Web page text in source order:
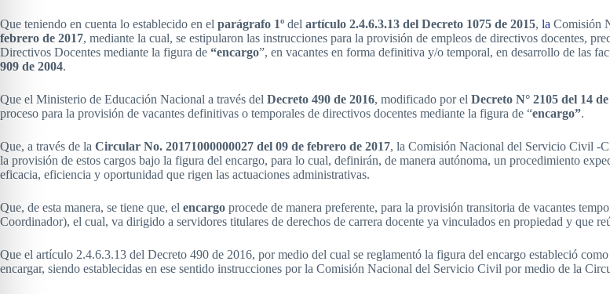
Que teniendo en cuenta lo establecido en el parágrafo 1º del artículo 2.4.6.3.13 del Decreto 1075 de 2015, la Comisión
febrero de 2017, mediante la cual, se estipularon las instrucciones para la provisión de empleos de directivos docentes,
Directivos Docentes mediante la figura de “encargo”, en vacantes en forma definitiva y/o temporal, en desarrollo de las
909 de 2004.
Que el Ministerio de Educación Nacional a través del Decreto 490 de 2016, modificado por el Decreto N° 2105 del 14
proceso para la provisión de vacantes definitivas o temporales de directivos docentes mediante la figura de “encargo”.
Que, a través de la Circular No. 20171000000027 del 09 de febrero de 2017, la Comisión Nacional del Servicio Civil -
la provisión de estos cargos bajo la figura del encargo, para lo cual, definirán, de manera autónoma, un procedimiento
eficacia, eficiencia y oportunidad que rigen las actuaciones administrativas.
Que, de esta manera, se tiene que, el encargo procede de manera preferente, para la provisión transitoria de vacantes
Coordinador), el cual, va dirigido a servidores titulares de derechos de carrera docente ya vinculados en propiedad y que
Que el artículo 2.4.6.3.13 del Decreto 490 de 2016, por medio del cual se reglamentó la figura del encargo estableció
encargar, siendo establecidas en ese sentido instrucciones por la Comisión Nacional del Servicio Civil por medio de la